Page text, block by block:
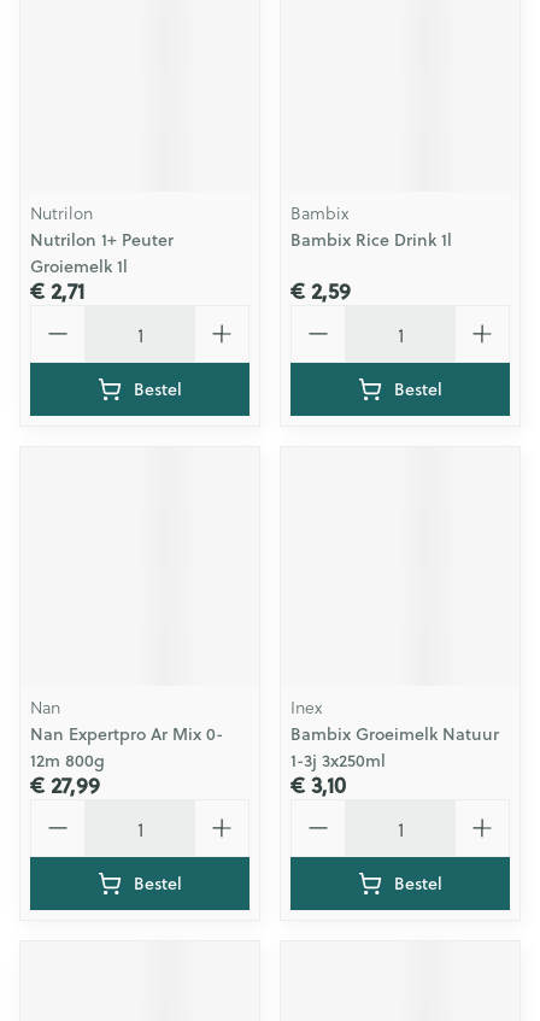
Nutrilon
Nutrilon 1+ Peuter
Groiemelk 1l
€ 2,71
Bestel
Bambix
Bambix Rice Drink 1l
€ 2,59
Bestel
Nan
Nan Expertpro Ar Mix 0-
12m 800g
€ 27,99
Bestel
Inex
Bambix Groeimelk Natuur
1-3j 3x250ml
€ 3,10
Bestel